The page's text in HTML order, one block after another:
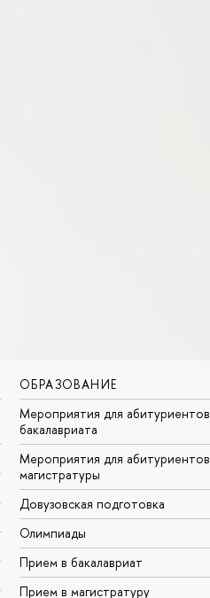
ОБРАЗОВАНИЕ
Мероприятия для абитуриентов
бакалавриата
Мероприятия для абитуриентов
магистратуры
Довузовская подготовка
Олимпиады
Прием в бакалавриат
Прием в магистратуру